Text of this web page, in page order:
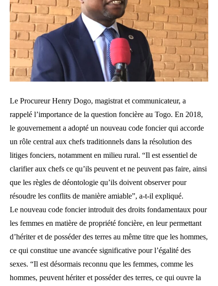
Le Procureur Henry Dogo, magistrat et communicateur, a
rappelé l’importance de la question foncière au Togo. En 2018,
le gouvernement a adopté un nouveau code foncier qui accorde
un rôle central aux chefs traditionnels dans la résolution des
litiges fonciers, notamment en milieu rural. “Il est essentiel de
clarifier aux chefs ce qu’ils peuvent et ne peuvent pas faire, ainsi
que les règles de déontologie qu’ils doivent observer pour
résoudre les conflits de manière amiable”, a-t-il expliqué.
Le nouveau code foncier introduit des droits fondamentaux pour
les femmes en matière de propriété foncière, en leur permettant
d’hériter et de posséder des terres au même titre que les hommes,
ce qui constitue une avancée significative pour l’égalité des
sexes. “Il est désormais reconnu que les femmes, comme les
hommes, peuvent hériter et posséder des terres, ce qui ouvre la